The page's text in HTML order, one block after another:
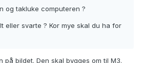
og takluke computeren ?
eller svarte ? Kor mye skal du ha for
på bildet. Den skal bygges om til M3.